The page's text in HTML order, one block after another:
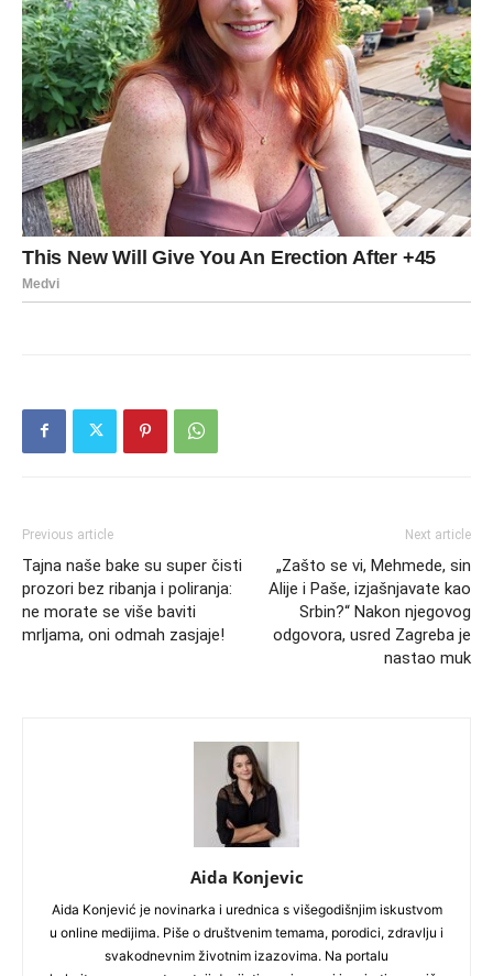
Previous article
Tajna naše bake su super čisti
prozori bez ribanja i poliranja:
ne morate se više baviti
mrljama, oni odmah zasjaje!
Next article
„Zašto se vi, Mehmede, sin
Alije i Paše, izjašnjavate kao
Srbin?“ Nakon njegovog
odgovora, usred Zagreba je
nastao muk
Aida Konjevic
Aida Konjević je novinarka i urednica s višegodišnjim iskustvom
u online medijima. Piše o društvenim temama, porodici, zdravlju i
svakodnevnim životnim izazovima. Na portalu